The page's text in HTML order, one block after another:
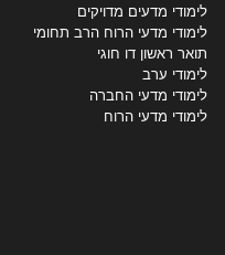
לימודי מדעים מדויקים
לימודי מדעי הרוח הרב תחומי
תואר ראשון דו חוגי
לימודי ערב
לימודי מדעי החברה
לימודי מדעי הרוח